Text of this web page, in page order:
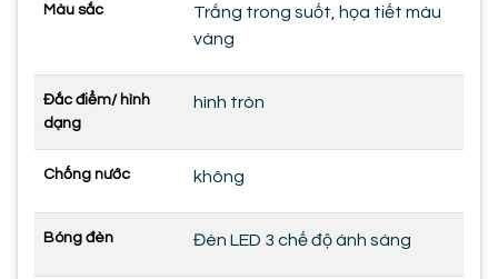
Màu sắc
Trắng trong suốt, họa tiết màu
vàng
Đắc điểm/ hình
dạng
hình tròn
Chống nước không
Bóng đèn Đèn LED 3 chế độ ánh sáng